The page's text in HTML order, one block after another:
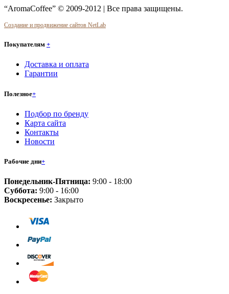
“AromaCoffee” © 2009-2012 | Все права защищены.
Создание и продвижение сайтов NetLab
Покупателям +
Доставка и оплата
Гарантии
Полезное+
Подбор по бренду
Карта сайта
Контакты
Новости
Рабочие дни+
Понедельник-Пятница: 9:00 - 18:00
Суббота: 9:00 - 16:00
Воскресенье: Закрыто